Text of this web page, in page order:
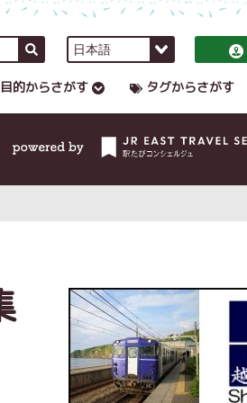
目的からさがす タグからさがす